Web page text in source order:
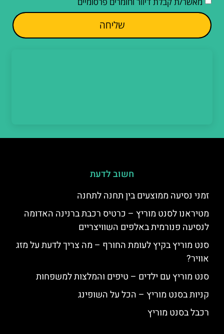
שליחה
חשוב לדעת
זמני נסיעה ממוצעים בין תחנה לתחנה
מטיראנו לסנט מוריץ – כרטיס רכבת ברנינה האדומה
לנסיעה פנורמית באלפים השוויצריים
סנט מוריץ בקיץ לעומת החורף – מה צריך לדעת על מזג
אוויר?
סנט מוריץ עם ילדים – טיפים והמלצות למשפחות
קניות בסנט מוריץ – הכל על השופינג
רכבל בסנט מוריץ